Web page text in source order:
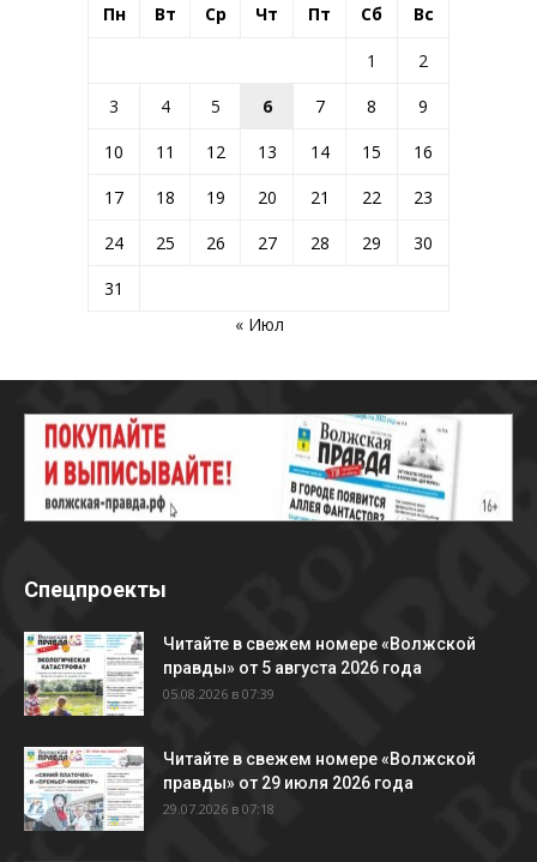
Пн Вт Ср Чт Пт Сб Вс
1
2
3
4 5 6 7 8
9
10
11 12 13 14 15
16
17
18 19 20 21 22
23
24
25 26 27 28 29
30
31
« Июл
Спецпроекты
Читайте в свежем номере «Волжской
правды» от 5 августа 2026 года
05.08.2026 в 07:39
Читайте в свежем номере «Волжской
правды» от 29 июля 2026 года
29.07.2026 в 07:18